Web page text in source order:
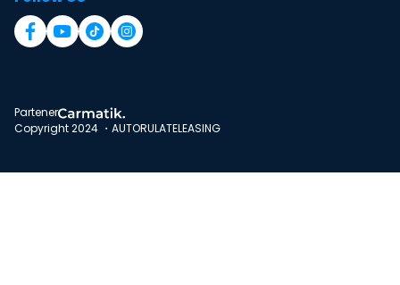
Partener
Copyright 2024 ・AUTORULATELEASING